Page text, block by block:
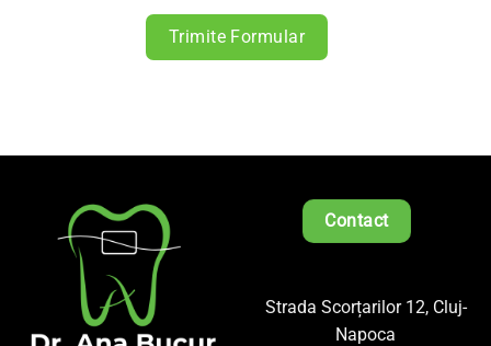
Trimite Formular
Contact
Strada Scorțarilor 12, Cluj-
Napoca